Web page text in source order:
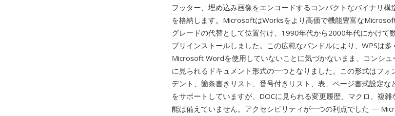
フッター、埋め込み画像をエンコードするコンパクトなバイナリ構
を格納します。MicrosoftはWorksをより高価で機能豊富な
グレードの代替として位置付け、1990年代から2000年代にかけて
プリインストールしました。この広範なバンドルにより、WPSは多
Microsoft Wordを使用していないことに気づかないまま、コンシュ
に見られるドキュメント形式の一つとなりました。この形式はフォ
デント、箇条書きリスト、番号付きリスト、表、ページ書式設定な
をサポートしていますが、DOCに見られる変更履歴、マクロ、複
能は備えていません。アクセシビリティが一つの利点でした —